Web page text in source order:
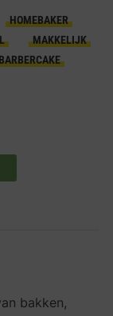
HOMEBAKER
MAKKELIJK
bakken,